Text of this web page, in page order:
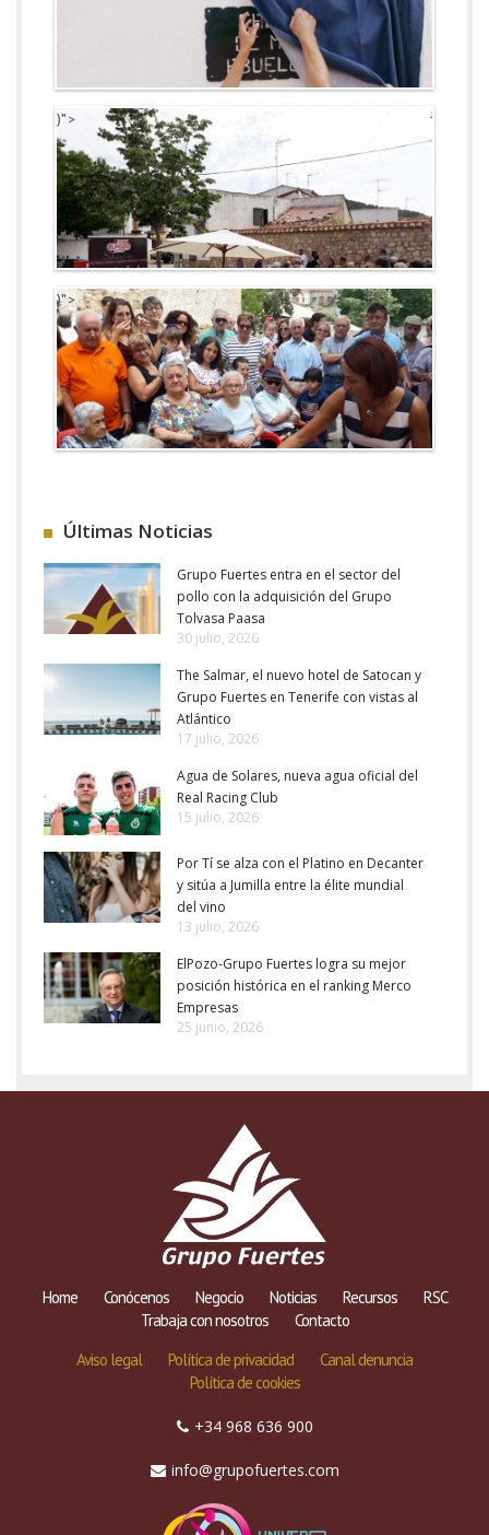
)">
)">
Últimas Noticias
Grupo Fuertes entra en el sector del
pollo con la adquisición del Grupo
Tolvasa Paasa
30 julio, 2026
The Salmar, el nuevo hotel de Satocan y
Grupo Fuertes en Tenerife con vistas al
Atlántico
17 julio, 2026
Agua de Solares, nueva agua oficial del
Real Racing Club
15 julio, 2026
Por Tí se alza con el Platino en Decanter
y sitúa a Jumilla entre la élite mundial
del vino
13 julio, 2026
ElPozo-Grupo Fuertes logra su mejor
posición histórica en el ranking Merco
Empresas
25 junio, 2026
Home Conócenos Negocio Noticias Recursos
RSC
Trabaja con nosotros
Contacto
Aviso legal
Política de privacidad
Canal denuncia
Política de cookies
+34 968 636 900
info@grupofuertes.com